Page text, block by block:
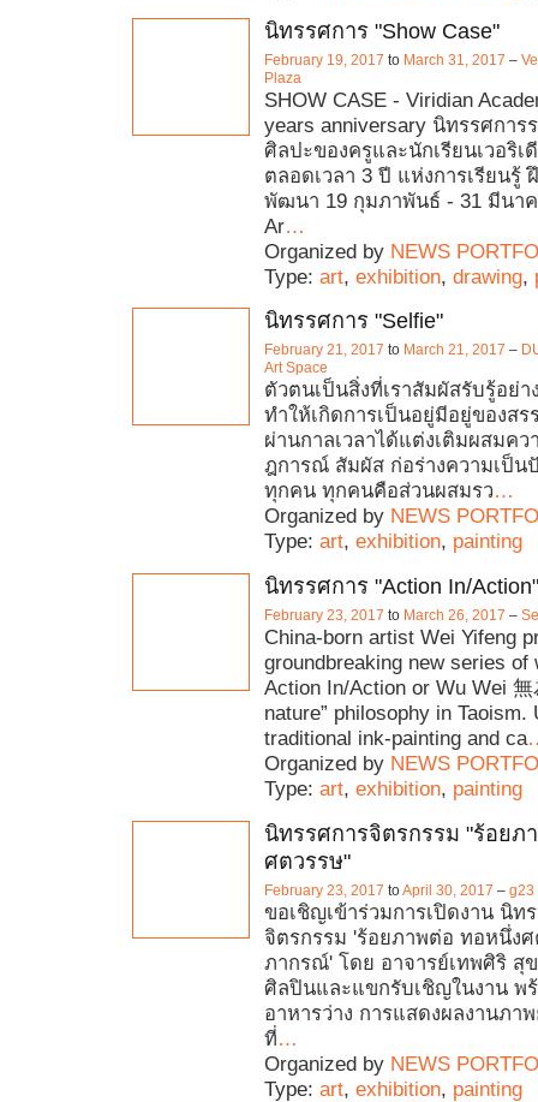
นิทรรศการ "Show Case"
February 19, 2017 to March 31, 2017 –
Plaza
SHOW CASE - Viridian
years anniversary นิทรรศการ
ศิลปะของครูและนักเรียนเวอริเ
ตลอดเวลา 3 ปี แห่งการเรียนรู้
พัฒนา 19 กุมภาพันธ์ - 31 มีนา
Ar…
Organized by NEWS
Type: art, exhibition, drawing,
นิทรรศการ "Selfie"
February 21, 2017 to March 21, 2017 –
Art Space
ตัวตนเป็นสิ่งที่เราสัมผัสรับรู้อย่
ทำให้เกิดการเป็นอยู่มีอยู่ของสร
ผ่านกาลเวลาได้แต่งเติมผสมคว
ฎการณ์ สัมผัส ก่อร่างความเป็น
ทุกคน ทุกคนคือส่วนผสมรว…
Organized by NEWS
Type: art, exhibition, painting
นิทรรศการ "Action In/Action"
February 23, 2017 to March 26, 2017 –
China-born artist Wei Yifeng
groundbreaking new series of
Action In/Action or Wu Wei 無
nature” philosophy in Taoism.
traditional ink-painting and ca
Organized by NEWS
Type: art, exhibition, painting
นิทรรศการจิตรกรรม "ร้อยภ
ศตวรรษ"
February 23, 2017 toApril 30, 2017 – g23
ขอเชิญเข้าร่วมการเปิดงาน นิท
จิตรกรรม 'ร้อยภาพต่อ ทอหนึ่ง
ภากรณ์' โดย อาจารย์เทพศิริ สุ
ศิลปินและแขกรับเชิญในงาน พ
อาหารว่าง การแสดงผลงานภา
ที่…
Organized by NEWS
Type: art, exhibition, painting